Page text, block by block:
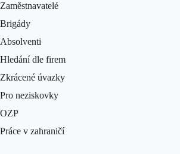
Zaměstnavatelé
Brigády
Absolventi
Hledání dle firem
Zkrácené úvazky
Pro neziskovky
OZP
Práce v zahraničí